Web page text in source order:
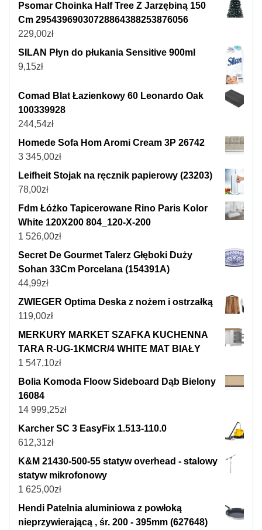
Psomar Choinka Half Tree Z Jarzębiną 150
Cm 29543969030728864388253876056
229,00zł
SILAN Płyn do płukania Sensitive 900ml
9,15zł
Comad Blat Łazienkowy 60 Leonardo Oak
100339928
244,54zł
Homede Sofa Hom Aromi Cream 3P 26742
3 345,00zł
Leifheit Stojak na ręcznik papierowy (23203)
78,00zł
Fdm Łóżko Tapicerowane Rino Paris Kolor
White 120X200 804_120-X-200
1 526,00zł
Secret De Gourmet Talerz Głęboki Duży
Sohan 33Cm Porcelana (154391A)
44,99zł
ZWIEGER Optima Deska z nożem i ostrzałką
119,00zł
MERKURY MARKET SZAFKA KUCHENNA
TARA R-UG-1KMCR/4 WHITE MAT BIAŁY
1 547,10zł
Bolia Komoda Floow Sideboard Dąb Bielony
16084
14 999,25zł
Karcher SC 3 EasyFix 1.513-110.0
612,31zł
K&M 21430-500-55 statyw overhead - stalowy
statyw mikrofonowy
1 625,00zł
Hendi Patelnia aluminiowa z powłoką
nieprzywierającą , śr. 200 - 395mm (627648)